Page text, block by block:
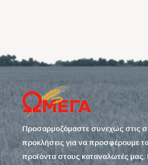
Προσαρμοζόμαστε συνεχώς στις
προκλήσεις για να προσφέρουμε
προϊόντα στους καταναλωτές μας.